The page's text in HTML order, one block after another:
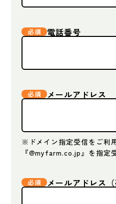
電話番号
メールアドレス
※ドメイン指定受信をご利
『@myfarm.co.jp』を指定
メールアドレス（